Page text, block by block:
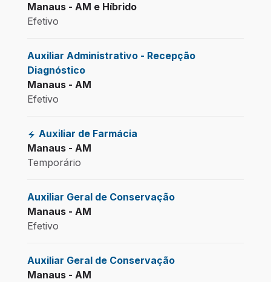
Manaus - AM e Híbrido
Efetivo
Auxiliar Administrativo - Recepção
Diagnóstico
Manaus - AM
Efetivo
Auxiliar de Farmácia
Manaus - AM
Temporário
Auxiliar Geral de Conservação
Manaus - AM
Efetivo
Auxiliar Geral de Conservação
Manaus - AM